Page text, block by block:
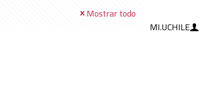
MI.UCHILE
Mostrar todo